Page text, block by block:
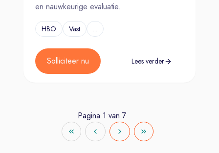
en nauwkeurige evaluatie.
HBO Vast ...
Solliciteer nu Lees verder
Pagina 1 van 7